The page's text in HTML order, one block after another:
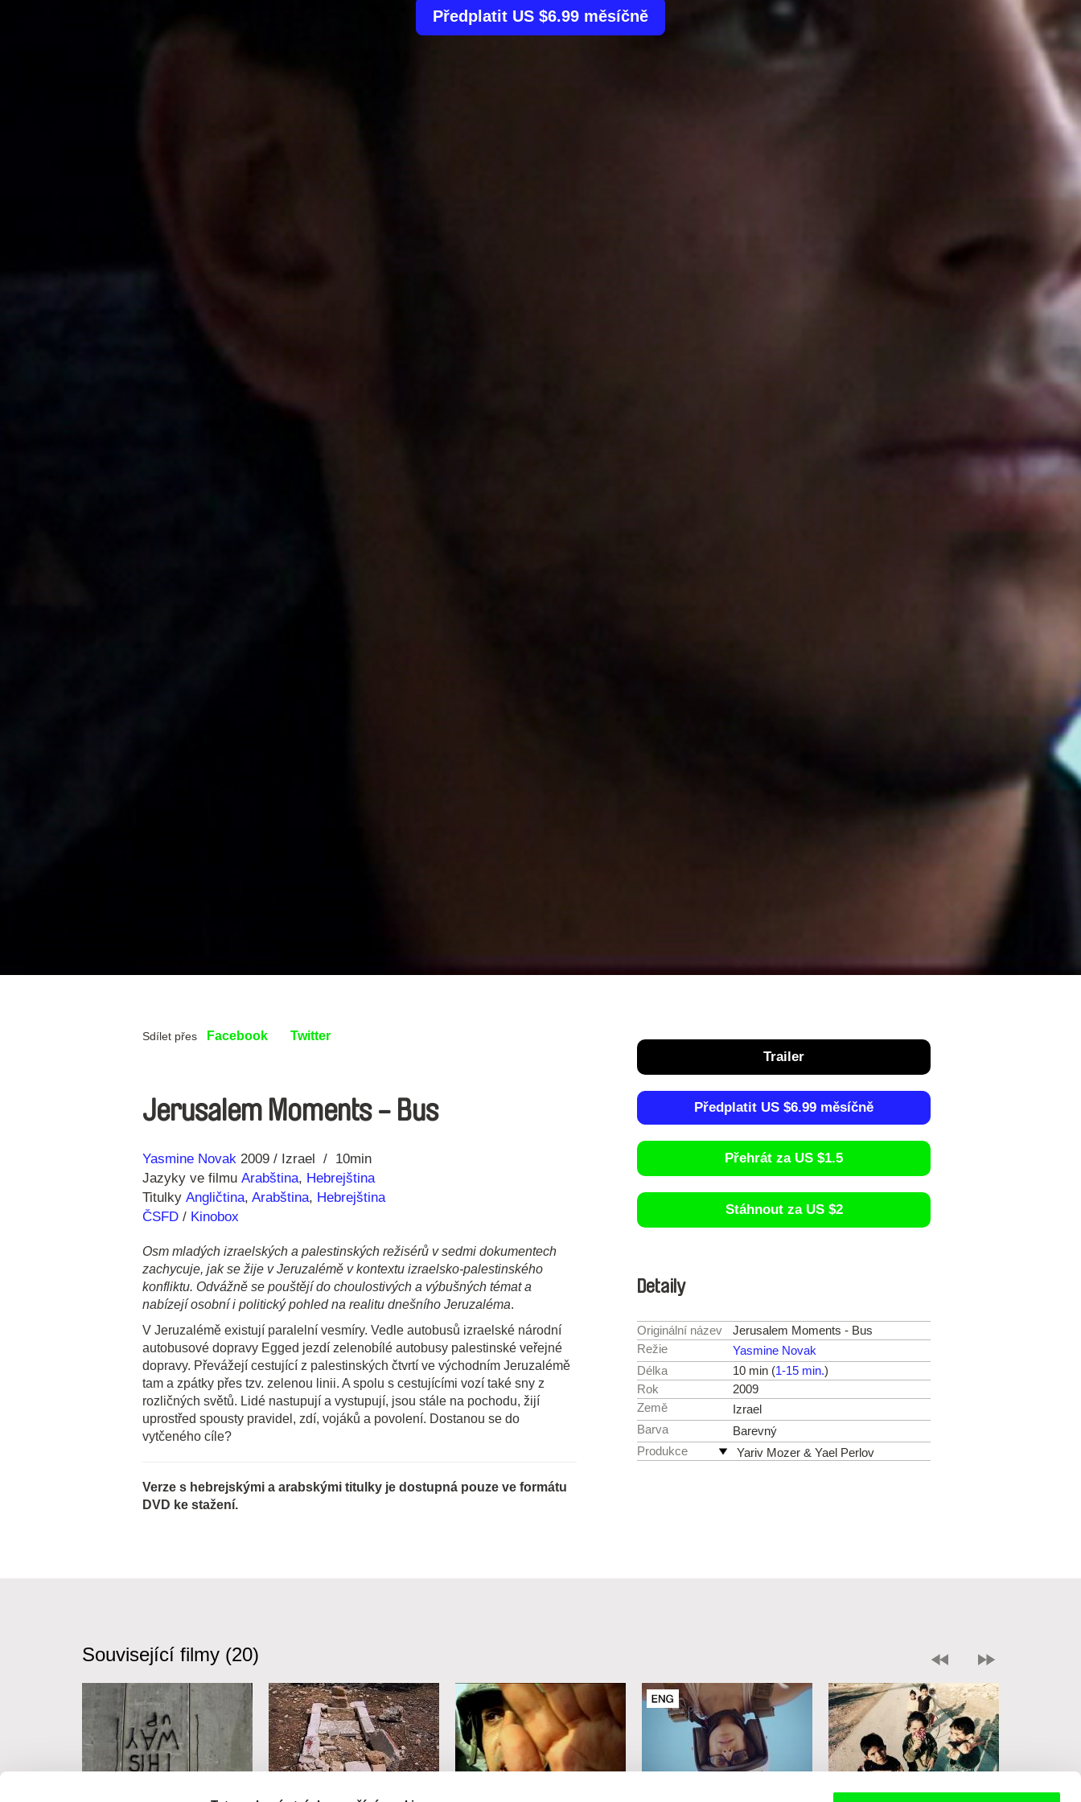
Předplatit US $6.99 měsíčně
Sdílet přes Facebook Twitter
Jerusalem Moments - Bus
Režie
Yasmine Novak
Rok 2009 Izrael
10min
Jazyky ve filmu Arabština, Hebrejština
Titulky Angličtina, Arabština, Hebrejština
ČSFD / Kinobox
Osm mladých izraelských a palestinských režisérů v sedmi dokumentech
zachycuje, jak se žije v Jeruzalémě v kontextu izraelsko-palestinského
konfliktu. Odvážně se pouštějí do choulostivých a výbušných témat a
nabízejí osobní i politický pohled na realitu dnešního Jeruzaléma.
V Jeruzalémě existují paralelní vesmíry. Vedle autobusů izraelské národní
autobusové dopravy Egged jezdí zelenobílé autobusy palestinské veřejné
dopravy. Převážejí cestující z palestinských čtvrtí ve východním Jeruzalémě
tam a zpátky přes tzv. zelenou linii. A spolu s cestujícími vozí také sny z
rozličných světů. Lidé nastupují a vystupují, jsou stále na pochodu, žijí
uprostřed spousty pravidel, zdí, vojáků a povolení. Dostanou se do
vytčeného cíle?
Verze s hebrejskými a arabskými titulky je dostupná pouze ve formátu
DVD ke stažení.
Trailer
Předplatit US $6.99 měsíčně
Přehrát za US $1.5
Stáhnout za US $2
Detaily
Originální název
Jerusalem Moments - Bus
Režie
Yasmine Novak
Délka
10 min (1-15 min.)
Rok
2009
Země
Izrael
Barva
Barevný
Produkce
Yariv Mozer & Yael Perlov
Související filmy (20)